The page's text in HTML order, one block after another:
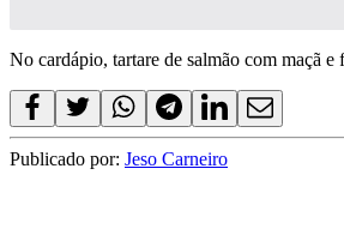
No cardápio, tartare de salmão com maçã
Publicado por: Jeso Carneiro